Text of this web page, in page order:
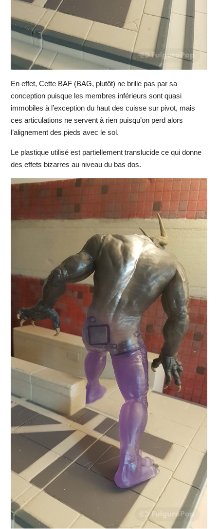
En effet, Cette BAF (BAG, plutôt) ne brille pas par sa
conception puisque les membres inférieurs sont quasi
immobiles à l’exception du haut des cuisse sur pivot, mais
ces articulations ne servent à rien puisqu’on perd alors
l’alignement des pieds avec le sol.
Le plastique utilisé est partiellement translucide ce qui donne
des effets bizarres au niveau du bas dos.